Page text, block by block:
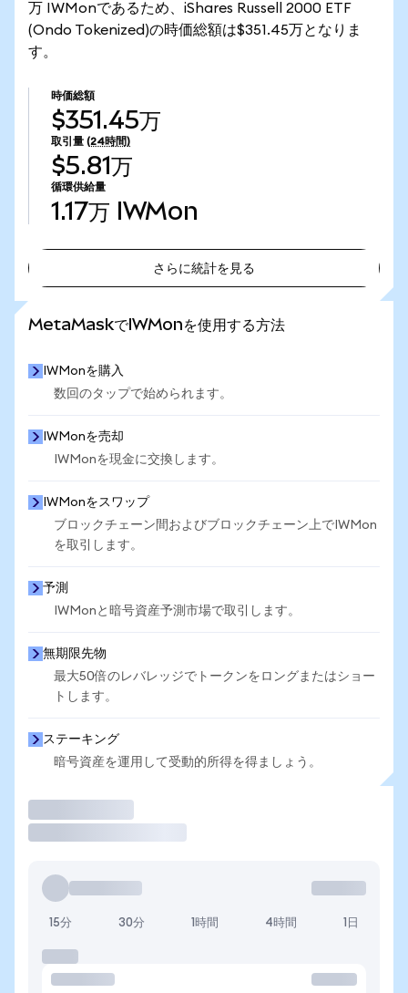
万 IWMonであるため、iShares Russell 2000 ETF
(Ondo Tokenized)の時価総額は$351.45万となりま
す。
時価総額
$351.45万
取引量 (24時間)
$5.81万
循環供給量
1.17万 IWMon
さらに統計を見る
MetaMaskでIWMonを使用する方法
IWMonを購入
数回のタップで始められます。
IWMonを売却
IWMonを現金に交換します。
IWMonをスワップ
ブロックチェーン間およびブロックチェーン上でIWMon
を取引します。
予測
IWMonと暗号資産予測市場で取引します。
無期限先物
最大50倍のレバレッジでトークンをロングまたはショー
トします。
ステーキング
暗号資産を運用して受動的所得を得ましょう。
15分 30分 1時間 4時間 1日